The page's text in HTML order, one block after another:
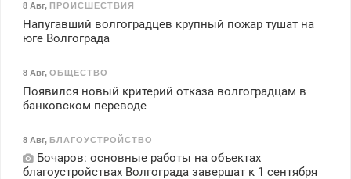
8 Авг, ПРОИСШЕСТВИЯ
Напугавший волгоградцев крупный пожар тушат на
юге Волгограда
8 Авг, ОБЩЕСТВО
Появился новый критерий отказа волгоградцам в
банковском переводе
8 Авг, БЛАГОУСТРОЙСТВО
Бочаров: основные работы на объектах
благоустройствах Волгограда завершат к 1 сентября